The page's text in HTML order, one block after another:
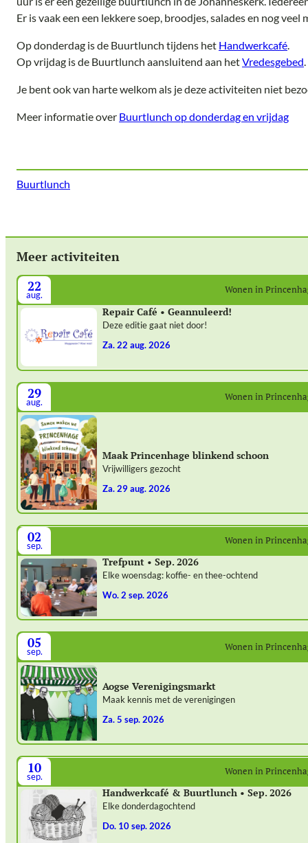
Er is vaak een een lekkere soep, broodjes, salades en nog veel
Op donderdag is de Buurtlunch tijdens het Handwerkcafé.
Op vrijdag is de Buurtlunch aansluitend aan hetVredesgebed.
Je bent ook van harte welkom als je deze activiteiten niet
Meer informatie over Buurtlunch op donderdag en vrijdag
Buurtlunch
Meer activiteiten
22
aug. Wonen in
Repair Café • Geannuleerd!
Deze editie gaat niet door!
za. 22 aug. 2026
29
aug. Wonen in
Maak Princenhage blinkend schoon
Vrijwilligers gezocht
za. 29 aug. 2026
02
sep. Wonen in
Trefpunt • Sep. 2026
Elke woensdag: koffie- en thee-ochtend
wo. 2 sep. 2026
05
sep. Wonen in
Aogse Verenigingsmarkt
Maak kennis met de verenigingen
za. 5 sep. 2026
10
sep. Wonen in
Handwerkcafé & Buurtlunch • Sep. 2026
Elke donderdagochtend
do. 10 sep. 2026